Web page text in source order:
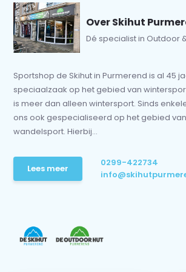
Over Skihut
Dé specialist in Outdoor
Sportshop de Skihut in Purmerend is al 45
speciaalzaak op het gebied van
is meer dan alleen wintersport. Sinds
ons ook gespecialiseerd op het gebied
wandelsport. Hierbij...
Lees meer
0299-422734